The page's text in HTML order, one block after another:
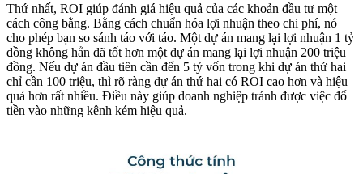
Thứ nhất, ROI giúp đánh giá hiệu quả của các khoản đầu tư một
cách công bằng. Bằng cách chuẩn hóa lợi nhuận theo chi phí, nó
cho phép bạn so sánh táo với táo. Một dự án mang lại lợi nhuận 1 tỷ
đồng không hẳn đã tốt hơn một dự án mang lại lợi nhuận 200 triệu
đồng. Nếu dự án đầu tiên cần đến 5 tỷ vốn trong khi dự án thứ hai
chỉ cần 100 triệu, thì rõ ràng dự án thứ hai có ROI cao hơn và hiệu
quả hơn rất nhiều. Điều này giúp doanh nghiệp tránh được việc đổ
tiền vào những kênh kém hiệu quả.